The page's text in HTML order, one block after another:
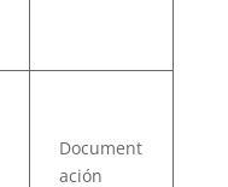
Document
ación